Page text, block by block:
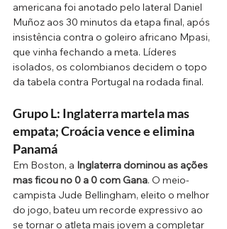
americana foi anotado pelo lateral Daniel
Muñoz aos 30 minutos da etapa final, após
insistência contra o goleiro africano Mpasi,
que vinha fechando a meta. Líderes
isolados, os colombianos decidem o topo
da tabela contra Portugal na rodada final.
Grupo L: Inglaterra martela mas
empata; Croácia vence e elimina
Panamá
Em Boston, a Inglaterra dominou as ações
mas ficou no 0 a 0 com Gana. O meio-
campista Jude Bellingham, eleito o melhor
do jogo, bateu um recorde expressivo ao
se tornar o atleta mais jovem a completar